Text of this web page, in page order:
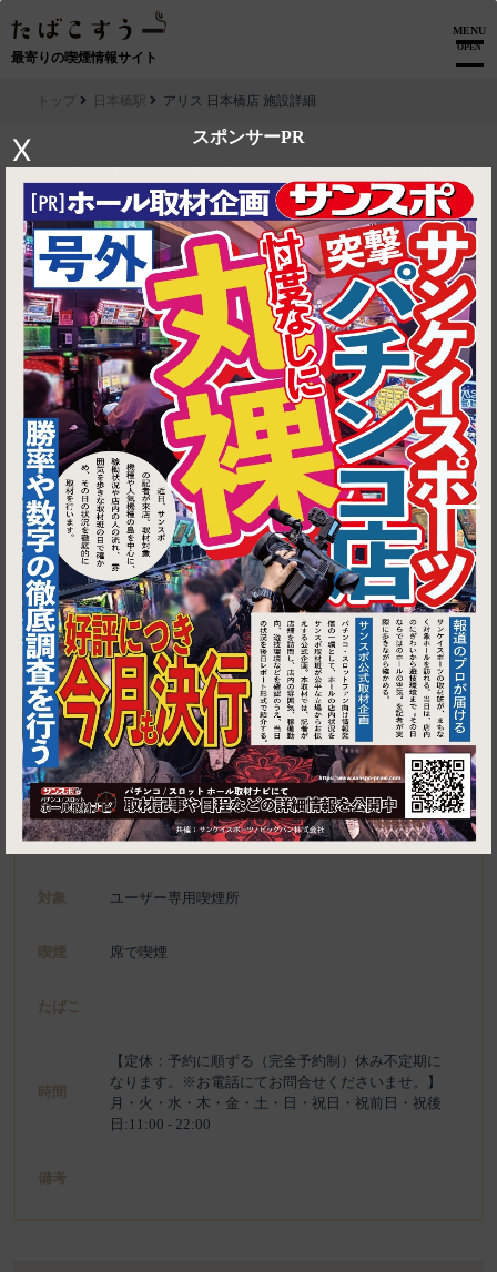
最寄りの喫煙情報サイト
MENU
OPEN
スポンサーPR
X
1
トップ 日本橋駅 アリス 日本橋店 施設詳細
▶ ルートを見る
日本橋駅│アリス 日本橋店
東京都中央区日本橋2-1-14 加藤ビル Ｂ１Ｆ
施設名 アリス 日本橋店
電話 03-3275-1626
種別 ユーザー専用喫煙所、喫煙可能施設
対象 ユーザー専用喫煙所
喫煙 席で喫煙
たばこ
時間
【定休：予約に順ずる（完全予約制）休み不定期に
なります。※お電話にてお問合せくださいませ。】
月・火・水・木・金・土・日・祝日・祝前日・祝後
日:11:00 - 22:00
備考